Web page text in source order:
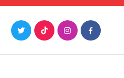
Skip
Content